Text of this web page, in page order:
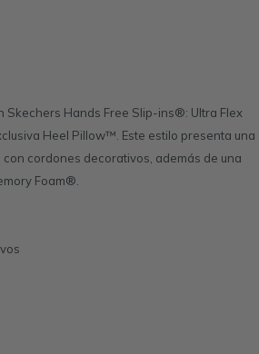
Hands Free Slip-ins®: Ultra Flex
Heel Pillow™. Este estilo presenta una
cordones decorativos, además de una
Foam®.